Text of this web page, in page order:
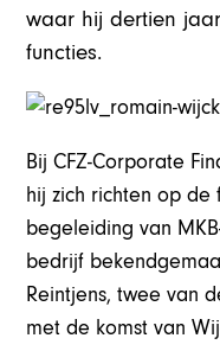
waar hij dertien
functies.
Bij CFZ-Corporate
hij zich richten op de
begeleiding van
bedrijf
Reintjens, twee van
met de komst van